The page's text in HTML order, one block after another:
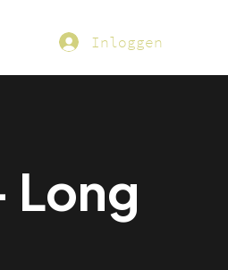
Inloggen
Long